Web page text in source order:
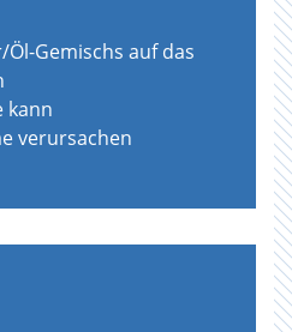
Öl-Gemischs auf das
kann
verursachen